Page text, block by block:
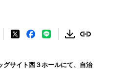
グサイト西３ホールにて、自治